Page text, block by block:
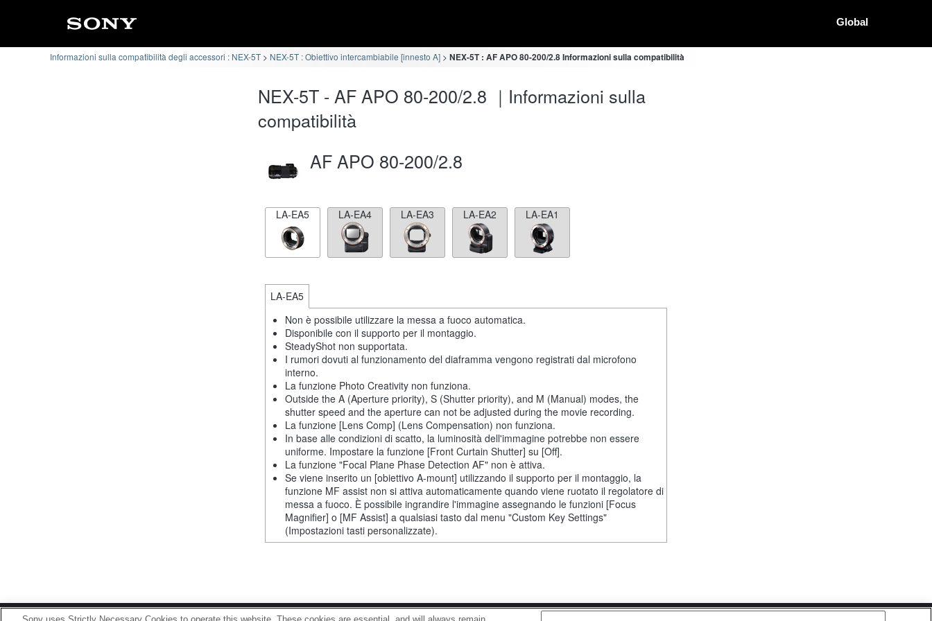
Global
Informazioni sulla compatibilità degli accessori : NEX-5T NEX-5T : Obiettivo intercambiabile [innesto A] NEX-5T : AF APO 80-200/2.8 Informazioni sulla compatibilità
NEX-5T - AF APO 80-200/2.8 ｜Informazioni sulla
compatibilità
AF APO 80-200/2.8
LA-EA5 LA-EA4 LA-EA3 LA-EA2 LA-EA1
LA-EA5
Non è possibile utilizzare la messa a fuoco automatica.
Disponibile con il supporto per il montaggio.
SteadyShot non supportata.
I rumori dovuti al funzionamento del diaframma vengono registrati dal microfono
interno.
La funzione Photo Creativity non funziona.
Outside the A (Aperture priority), S (Shutter priority), and M (Manual) modes, the
shutter speed and the aperture can not be adjusted during the movie recording.
La funzione [Lens Comp] (Lens Compensation) non funziona.
In base alle condizioni di scatto, la luminosità dell'immagine potrebbe non essere
uniforme. Impostare la funzione [Front Curtain Shutter] su [Off].
La funzione "Focal Plane Phase Detection AF" non è attiva.
Se viene inserito un [obiettivo A-mount] utilizzando il supporto per il montaggio, la
funzione MF assist non si attiva automaticamente quando viene ruotato il regolatore di
messa a fuoco. È possibile ingrandire l'immagine assegnando le funzioni [Focus
Magnifier] o [MF Assist] a qualsiasi tasto dal menu "Custom Key Settings"
(Impostazioni tasti personalizzate).